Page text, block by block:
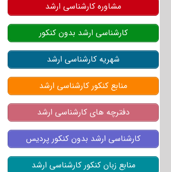
مشاوره کارشناسی ارشد
کارشناسی ارشد بدون کنکور
شهریه کارشناسی ارشد
منابع کنکور کارشناسی ارشد
دفترچه های کارشناسی ارشد
کارشناسی ارشد بدون کنکور پردیس
منابع زبان کنکور کارشناسی ارشد